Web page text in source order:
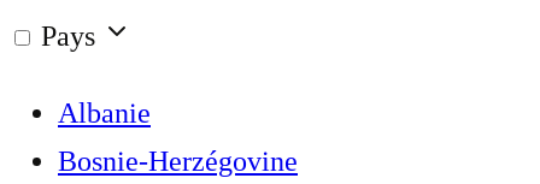
Pays
Albanie
Bosnie-Herzégovine